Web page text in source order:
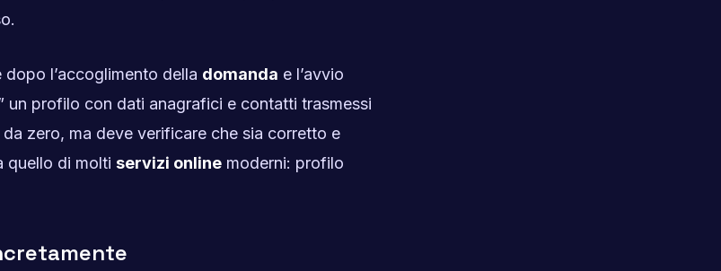
l’accoglimento della domanda e l’avvio
un profilo con dati anagrafici e contatti trasmessi
zero, ma deve verificare che sia corretto e
quello di molti servizi online moderni: profilo